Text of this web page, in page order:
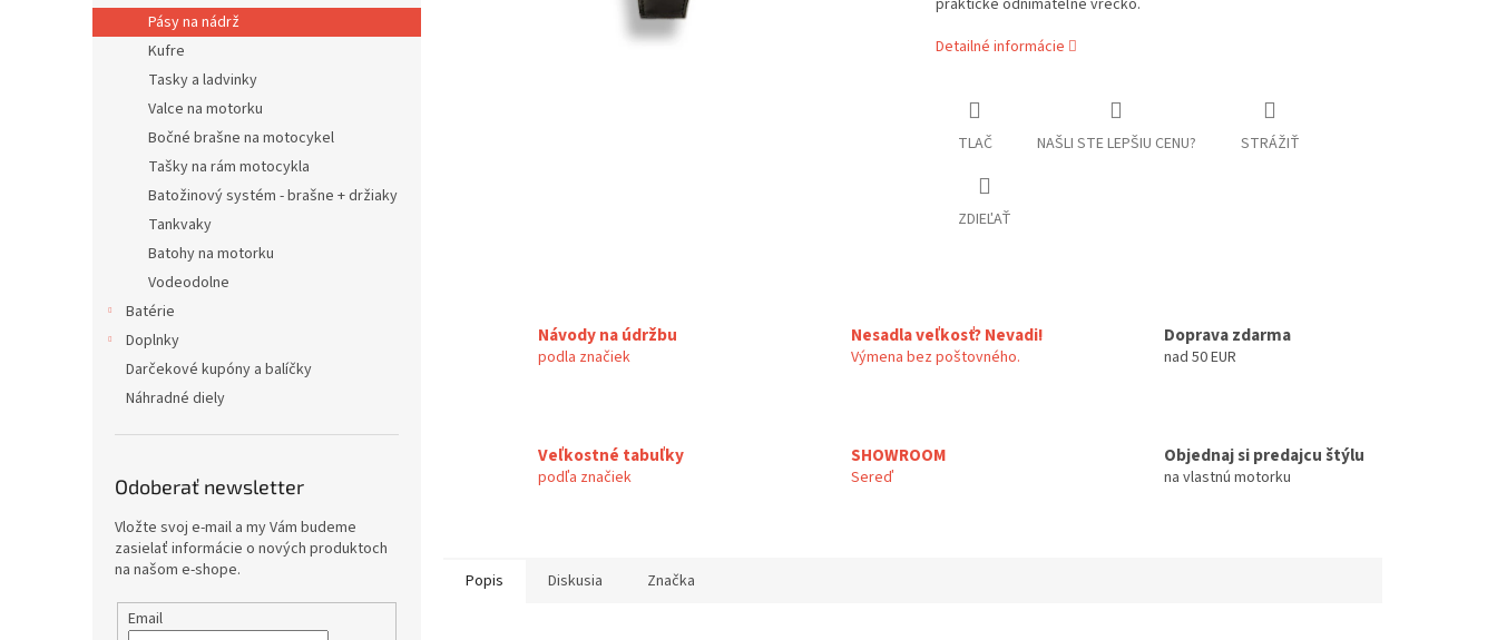
Pásy na nádrž
Kufre
Tasky a ladvinky
Valce na motorku
Bočné brašne na motocykel
Tašky na rám motocykla
Batožinový systém - brašne + držiaky
Tankvaky
Batohy na motorku
Vodeodolne
Batérie
Doplnky
Darčekové kupóny a balíčky
Náhradné diely
Odoberať newsletter
Vložte svoj e-mail a my Vám budeme
zasielať informácie o nových produktoch
na našom e-shope.
Email
praktické odnímateľné vrecko.
Detailné informácie
TLAČ NAŠLI STE LEPŠIU CENU? STRÁŽIŤ
ZDIEĽAŤ
Návody na údržbu
podla značiek
Nesadla veľkosť? Nevadi!
Výmena bez poštovného.
Doprava zdarma
nad 50 EUR
Veľkostné tabuľky
podľa značiek
SHOWROOM
Sereď
Objednaj si predajcu štýlu
na vlastnú motorku
Popis Diskusia Značka